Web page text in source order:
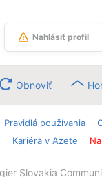
Nahlásiť profil
Obnoviť
Pravidlá používania
Kariéra v Azete
Slovakia